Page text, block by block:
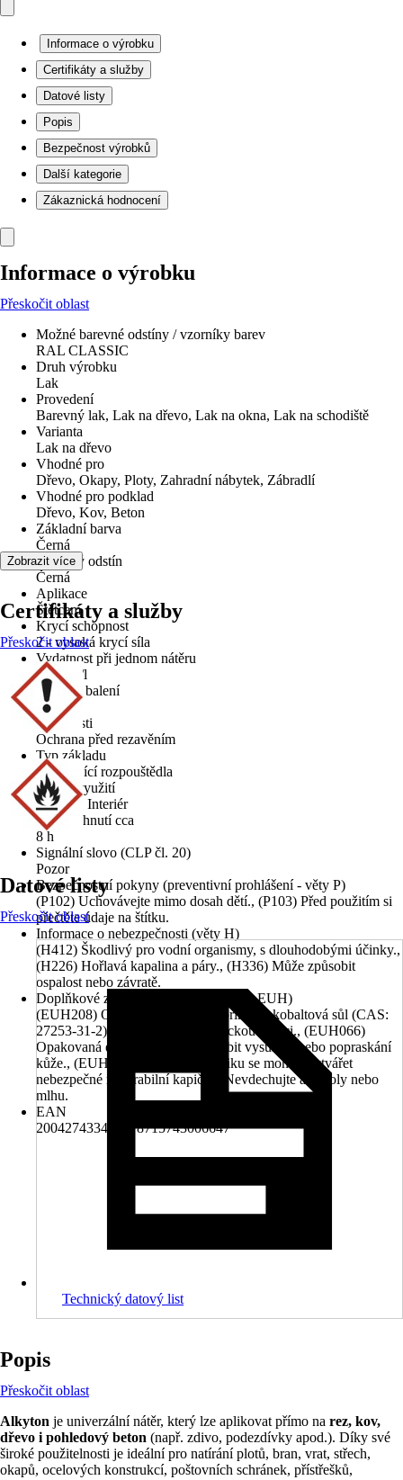
Informace o výrobku
Certifikáty a služby
Datové listy
Popis
Bezpečnost výrobků
Další kategorie
Zákaznická hodnocení
Informace o výrobku
Přeskočit oblast
Možné barevné odstíny / vzorníky barev
RAL CLASSIC
Druh výrobku
Lak
Provedení
Barevný lak, Lak na dřevo, Lak na okna, Lak na schodiště
Varianta
Lak na dřevo
Vhodné pro
Dřevo, Okapy, Ploty, Zahradní nábytek, Zábradlí
Vhodné pro podklad
Dřevo, Kov, Beton
Základní barva
Černá
Barevný odstín
Černá
Aplikace
Štětcem
Krycí schopnost
2 - vysoká krycí síla
Vydatnost při jednom nátěru
10,5 m²/l
Velikost balení
0,25 l
Vlastnosti
Ochrana před rezavěním
Typ základu
Obsahující rozpouštědla
Oblast využití
Exteriér, Interiér
Doba schnutí cca
8 h
Signální slovo (CLP čl. 20)
Pozor
Bezpečnostní pokyny (preventivní prohlášení - věty P)
(P102) Uchovávejte mimo dosah dětí., (P103) Před použitím si
přečtěte údaje na štítku.
Informace o nebezpečnosti (věty H)
(H412) Škodlivý pro vodní organismy, s dlouhodobými účinky.,
(H226) Hořlavá kapalina a páry., (H336) Může způsobit
ospalost nebo závratě.
Doplňkové znaky nebezpečnosti (věty EUH)
(EUH208) Obsahuje kyselina kaprinová, kobaltová sůl (CAS:
27253-31-2). Může vyvolat alergickou reakci., (EUH066)
Opakovaná expozice může způsobit vysušení nebo popraskání
kůže., (EUH211) Pozor! Při postřiku se mohou vytvářet
nebezpečné respirabilní kapičky. Nevdechujte aerosoly nebo
mlhu.
EAN
2004274334005, 8715743006647
Zobrazit více
Certifikáty a služby
Přeskočit oblast
Datové listy
Přeskočit oblast
Technický datový list
Popis
Přeskočit oblast
Alkyton je univerzální nátěr, který lze aplikovat přímo na rez, kov,
dřevo i pohledový beton (např. zdivo, podezdívky apod.). Díky své
široké použitelnosti je ideální pro natírání plotů, bran, vrat, střech,
okapů, ocelových konstrukcí, poštovních schránek, přístřešků,